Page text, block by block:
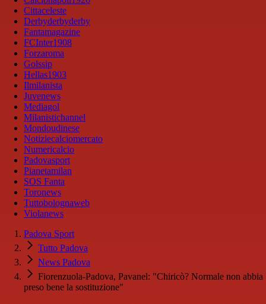
Cittaceleste
Derbyderbyderby
Fantamagazine
FCInter1908
Forzaroma
Golssip
Hellas1903
Ilmilanista
Juvenews
Mediagol
Milanistichannel
Mondoudinese
Notiziecalciomercato
Numericalcio
Padovasport
Pianetamilan
SOS Fanta
Toronews
Tuttobolognaweb
Violanews
Padova Sport
Tutto Padova
News Padova
Fiorenzuola-Padova, Pavanel: "Chiricò? Normale non abbia
preso bene la sostituzione"